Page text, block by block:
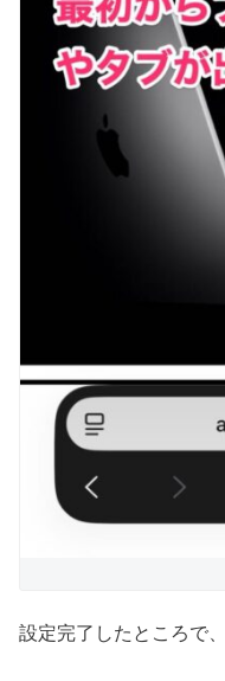
設定完了したところで